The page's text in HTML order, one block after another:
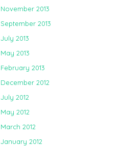
November 2013
September 2013
July 2013
May 2013
February 2013
December 2012
July 2012
May 2012
March 2012
January 2012